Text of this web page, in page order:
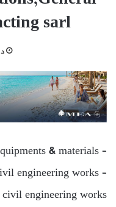
sarl
& materials –
engineering works –
engineering works